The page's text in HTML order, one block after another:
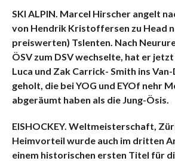
SKI ALPIN. Marcel Hirscher angelt
von Hendrik Kristoffersen zu Head
preiswerten) Tslenten. Nach
ÖSV zum DSV wechselte, hat er
Luca und Zak Carrick- Smith ins
geholt, die bei YOG und EYOf nehr
abgeräumt haben als die Jung-Ösis.
EISHOCKEY. Weltmeisterschaft,
Heimvorteil wurde auch im dritten
einem historischen ersten Titel für